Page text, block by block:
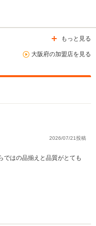
もっと見る
大阪府の加盟店を見る
2026/07/21投稿
ではの品揃えと品質がとても